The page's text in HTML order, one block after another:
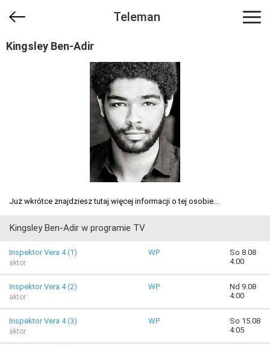
Teleman
Kingsley Ben-Adir
Już wkrótce znajdziesz tutaj więcej informacji o tej osobie...
Kingsley Ben-Adir w programie TV
Inspektor Vera 4 (1)
aktor
WP
So 8.08
4:00
Inspektor Vera 4 (2)
aktor
WP
Nd 9.08
4:00
Inspektor Vera 4 (3)
aktor
WP
So 15.08
4:05